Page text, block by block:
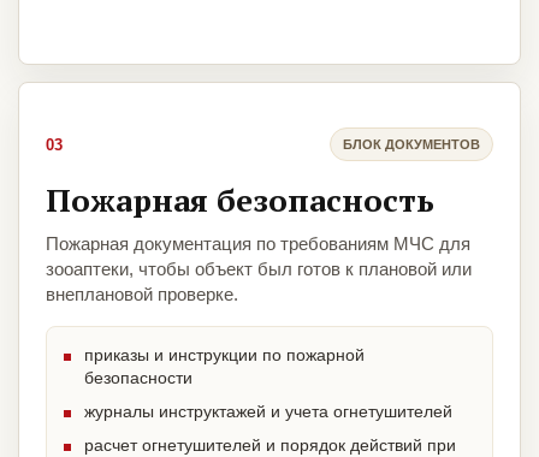
03 БЛОК ДОКУМЕНТОВ
Пожарная безопасность
Пожарная документация по требованиям МЧС для
зооаптеки, чтобы объект был готов к плановой или
внеплановой проверке.
приказы и инструкции по пожарной
безопасности
журналы инструктажей и учета огнетушителей
расчет огнетушителей и порядок действий при